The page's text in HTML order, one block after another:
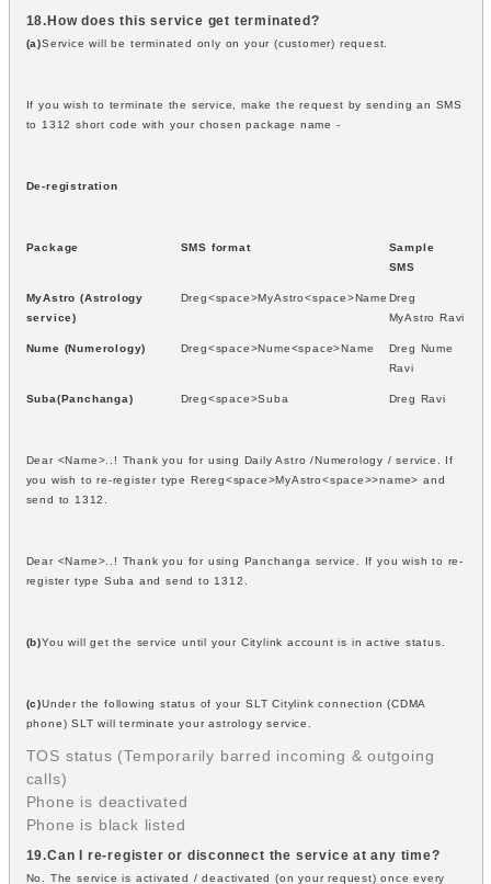
18.How does this service get terminated?
(a)Service will be terminated only on your (customer) request.
If you wish to terminate the service, make the request by sending an SMS
to 1312 short code with your chosen package name -
De-registration
Package SMS format
Sample
SMS
MyAstro (Astrology
service)
Dreg<space>MyAstro<space>Name Dreg
MyAstro Ravi
Nume (Numerology) Dreg<space>Nume<space>Name
Dreg Nume
Ravi
Suba(Panchanga) Dreg<space>Suba Dreg Ravi
Dear <Name>..! Thank you for using Daily Astro /Numerology / service. If
you wish to re-register type Rereg<space>MyAstro<space>>name> and
send to 1312.
Dear <Name>..! Thank you for using Panchanga service. If you wish to re-
register type Suba and send to 1312.
(b)You will get the service until your Citylink account is in active status.
(c)Under the following status of your SLT Citylink connection (CDMA
phone) SLT will terminate your astrology service.
TOS status (Temporarily barred incoming & outgoing
calls)
Phone is deactivated
Phone is black listed
19.Can I re-register or disconnect the service at any time?
No. The service is activated / deactivated (on your request) once every